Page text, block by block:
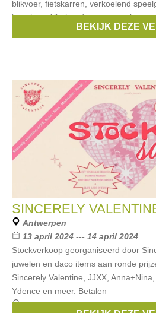
blikvoer, fietskarren, verkoelend
benchen, Allerhande voer, snacks
knaagdieren, speelgoed en nog
BEKIJK DEZE
SINCERELY
Antwerpen
13 april 2024 --- 14 april 2024
Stockverkoop georganiseerd door
juwelen en daco items aan ronde
Sincerely Valentine, JJXX,
Ydence en meer. Betalen
Merken:Numph,Modstrom,